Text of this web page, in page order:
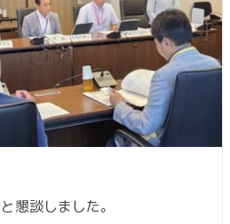
懇談しました。